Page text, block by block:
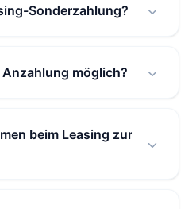
Sonderzahlung?
möglich?
beim Leasing zur